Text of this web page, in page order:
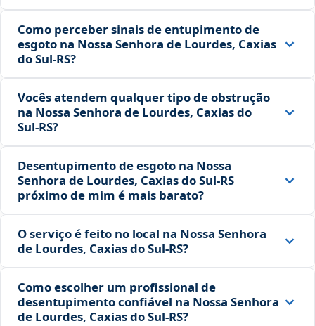
Como perceber sinais de entupimento de
esgoto na Nossa Senhora de Lourdes, Caxias
do Sul‑RS?
Vocês atendem qualquer tipo de obstrução
na Nossa Senhora de Lourdes, Caxias do
Sul‑RS?
Desentupimento de esgoto na Nossa
Senhora de Lourdes, Caxias do Sul‑RS
próximo de mim é mais barato?
O serviço é feito no local na Nossa Senhora
de Lourdes, Caxias do Sul‑RS?
Como escolher um profissional de
desentupimento confiável na Nossa Senhora
de Lourdes, Caxias do Sul‑RS?